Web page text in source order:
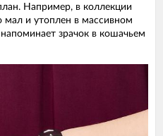
Например, в коллекции
мал и утоплен в массивном
зрачок в кошачьем